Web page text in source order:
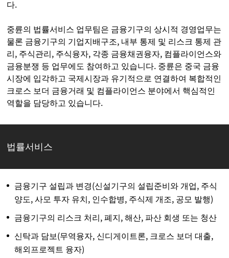
다.
중륜의 법률서비스 업무팀은 금융기구의 상시적 경영업무는
물론 금융기구의 기업지배구조, 내부 통제 및 리스크 통제 관
리, 주식관리, 주식융자, 각종 금융채권융자, 컴플라이언스와
금융분쟁 등 업무에도 참여하고 있습니다. 중륜은 중국 금융
시장에 입각하고 국제시장과 유기적으로 연결하여 복합적인
크로스 보더 금융거래 및 컴플라이언스 분야에서 핵심적인
역할을 담당하고 있습니다.
법률서비스
금융기구 설립과 변경(신설기구의 설립준비와 개업, 주식
양도, 사모 투자 유치, 인수합병, 주식제 개조, 공모 발행)
금융기구의 리스크 처리, 폐지, 해산, 파산 회생 또는 청산
신탁과 담보(무역융자, 신디게이트론, 크로스 보더 대출,
해외프로젝트 융자)